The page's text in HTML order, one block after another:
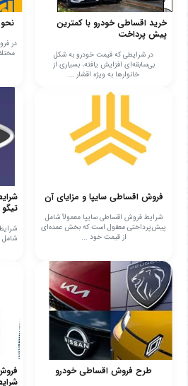
خرید اقساطی خودرو با کمترین
پیش پرداخت
در شرایطی که قیمت خودرو به شکل
بی‌سابقه‌ای افزایش یافته، بسیاری از
خانوارها به ویژه اقشار ...
در
فروش اقساطی سایپا و مزایای آن
شرایط فروش اقساطی سایپا معمولاً شامل
پیش‌پرداختی معقول است که بخش عمده‌ای
از قیمت خود ...
تیگو
شامل
طرح فروش اقساطی خودرو